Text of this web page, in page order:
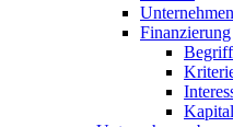
Finanzierung